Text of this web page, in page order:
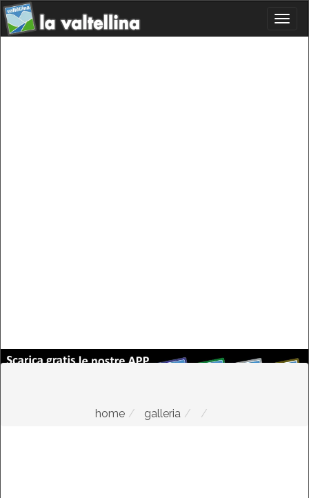
home galleria